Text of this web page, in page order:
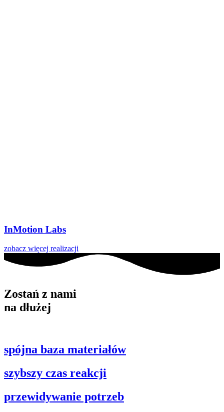
InMotion Labs
zobacz więcej realizacji
Zostań z nami
na dłużej
spójna baza materiałów
szybszy czas reakcji
przewidywanie potrzeb